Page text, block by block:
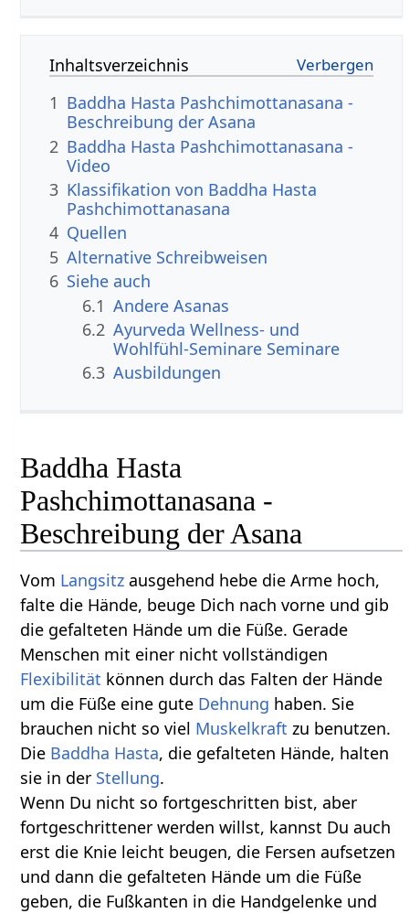
Inhaltsverzeichnis
1 Baddha Hasta Pashchimottanasana -
Beschreibung der Asana
2 Baddha Hasta Pashchimottanasana -
Video
3 Klassifikation von Baddha Hasta
Pashchimottanasana
4 Quellen
5 Alternative Schreibweisen
6 Siehe auch
6.1 Andere Asanas
6.2 Ayurveda Wellness- und
Wohlfühl-Seminare Seminare
6.3 Ausbildungen
Baddha Hasta
Pashchimottanasana -
Beschreibung der Asana
Vom Langsitz ausgehend hebe die Arme hoch,
falte die Hände, beuge Dich nach vorne und gib
die gefalteten Hände um die Füße. Gerade
Menschen mit einer nicht vollständigen
Flexibilität können durch das Falten der Hände
um die Füße eine gute Dehnung haben. Sie
brauchen nicht so viel Muskelkraft zu benutzen.
Die Baddha Hasta, die gefalteten Hände, halten
sie in der Stellung.
Wenn Du nicht so fortgeschritten bist, aber
fortgeschrittener werden willst, kannst Du auch
erst die Knie leicht beugen, die Fersen aufsetzen
und dann die gefalteten Hände um die Füße
geben, die Fußkanten in die Handgelenke und